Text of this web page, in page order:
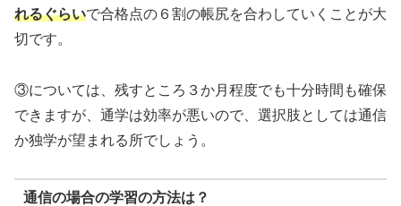
れるぐらいで合格点の６割の帳尻を合わしていくことが大
切です。
③については、残すところ３か月程度でも十分時間も確保
できますが、通学は効率が悪いので、選択肢としては通信
か独学が望まれる所でしょう。
通信の場合の学習の方法は？